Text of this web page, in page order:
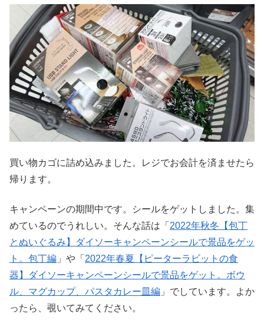
買い物カゴに詰め込みました。レジでお会計を済ませたら
帰ります。
キャンペーンの期間中です。シールをゲットしました。集
めているのでうれしい。そんな話は「 2022年秋冬【包丁
とぬいぐるみ】ダイソーキャンペーンシールで景品をゲッ
ト。包丁編 」や「 2022年春夏【ピーターラビットの食
器】ダイソーキャンペーンシールで景品をゲット。ボウ
ル、マグカップ、パスタカレー皿編 」でしています。よか
ったら、覗いてみてください。